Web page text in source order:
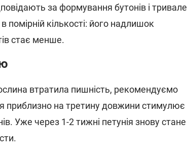
за формування бутонів і тривале
помірній кількості: його надлишок
стає менше.
втратила пишність, рекомендуємо
приблизно на третину довжини стимулює
Уже через 1-2 тижні петунія знову стане